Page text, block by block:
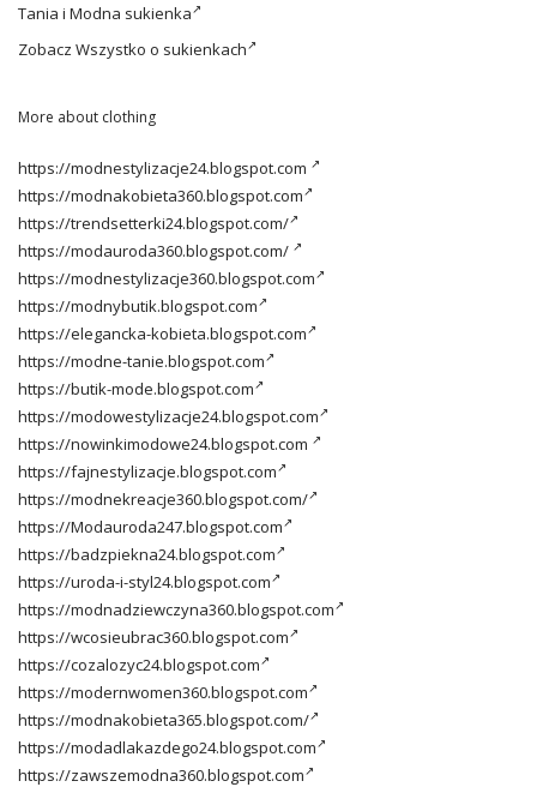
Tania i Modna sukienka
Zobacz Wszystko o sukienkach
More about clothing
https://modnestylizacje24.blogspot.com
https://modnakobieta360.blogspot.com
https://trendsetterki24.blogspot.com/
https://modauroda360.blogspot.com/
https://modnestylizacje360.blogspot.com
https://modnybutik.blogspot.com
https://elegancka-kobieta.blogspot.com
https://modne-tanie.blogspot.com
https://butik-mode.blogspot.com
https://modowestylizacje24.blogspot.com
https://nowinkimodowe24.blogspot.com
https://fajnestylizacje.blogspot.com
https://modnekreacje360.blogspot.com/
https://Modauroda247.blogspot.com
https://badzpiekna24.blogspot.com
https://uroda-i-styl24.blogspot.com
https://modnadziewczyna360.blogspot.com
https://wcosieubrac360.blogspot.com
https://cozalozyc24.blogspot.com
https://modernwomen360.blogspot.com
https://modnakobieta365.blogspot.com/
https://modadlakazdego24.blogspot.com
https://zawszemodna360.blogspot.com